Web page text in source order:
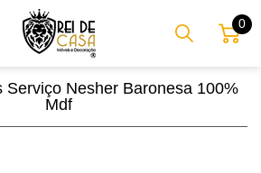
0
Serviço Nesher Baronesa 100%
Mdf